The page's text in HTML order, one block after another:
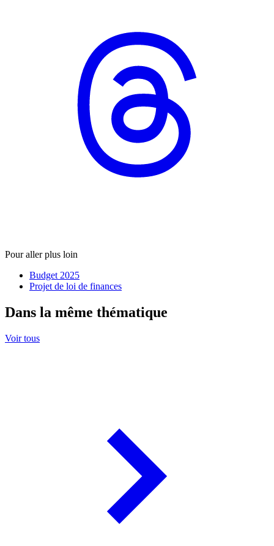
Pour aller plus loin
Budget 2025
Projet de loi de finances
Dans la même thématique
Voir tous